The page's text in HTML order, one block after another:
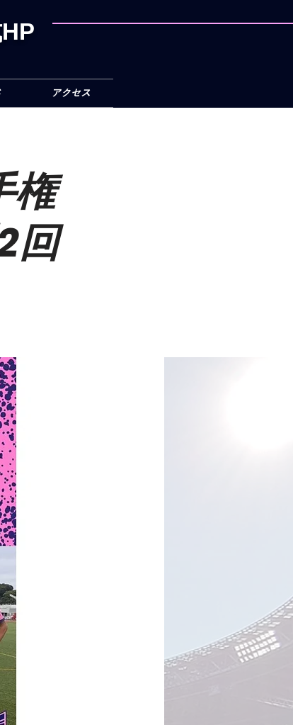
アクセス
権
回